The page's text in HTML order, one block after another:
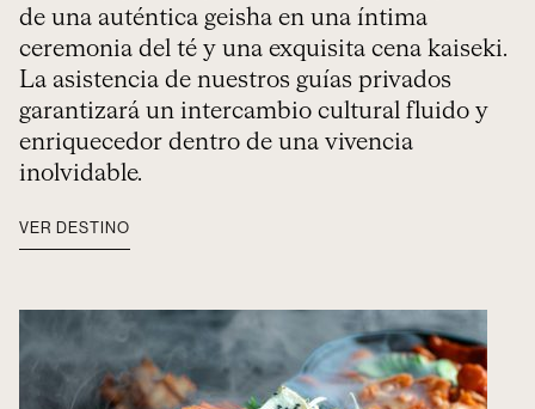
de una auténtica geisha en una íntima
ceremonia del té y una exquisita cena kaiseki.
La asistencia de nuestros guías privados
garantizará un intercambio cultural fluido y
enriquecedor dentro de una vivencia
inolvidable.
VER DESTINO